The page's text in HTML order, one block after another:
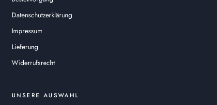
Datenschutzerklärung
Impressum
Lieferung
Widerrufsrecht
UNSERE AUSWAHL